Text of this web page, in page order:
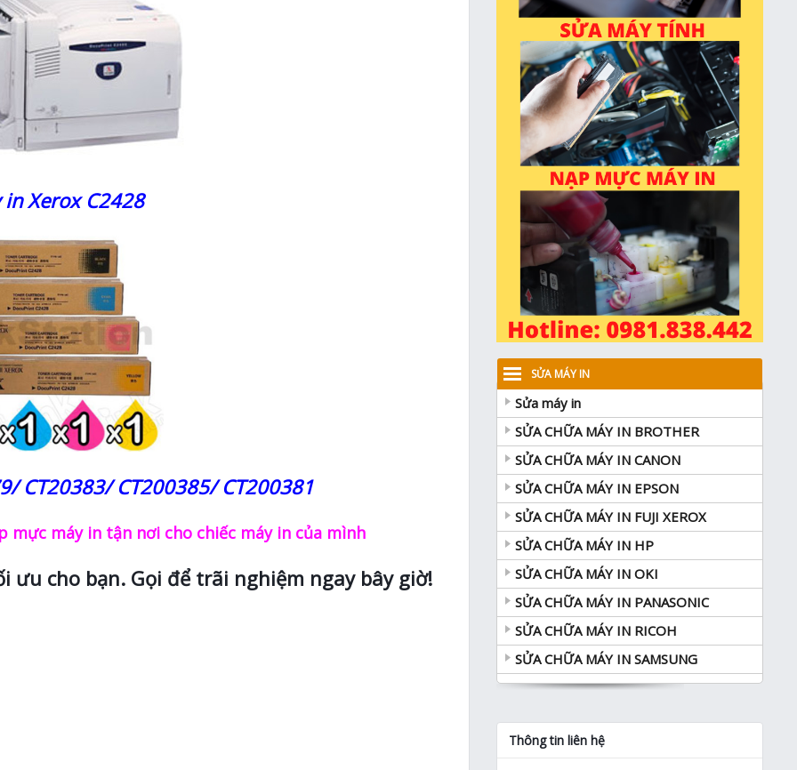
Xerox C2428
CT20383/ CT200385/ CT200381
máy in tận nơi cho chiếc máy in của mình
cho bạn. Gọi để trãi nghiệm ngay bây giờ!
SỬA MÁY IN
Sửa máy in
SỬA CHỮA MÁY IN BROTHER
SỬA CHỮA MÁY IN CANON
SỬA CHỮA MÁY IN EPSON
SỬA CHỮA MÁY IN FUJI XEROX
SỬA CHỮA MÁY IN HP
SỬA CHỮA MÁY IN OKI
SỬA CHỮA MÁY IN PANASONIC
SỬA CHỮA MÁY IN RICOH
SỬA CHỮA MÁY IN SAMSUNG
Thông tin liên hệ